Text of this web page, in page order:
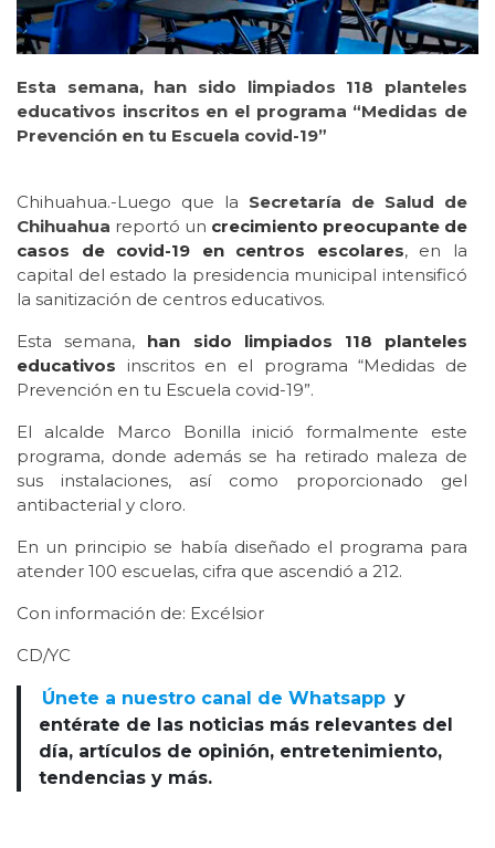
Esta semana, han sido limpiados 118 planteles
educativos inscritos en el programa “Medidas de
Prevención en tu Escuela covid-19”
Chihuahua.-Luego que la Secretaría de Salud de
Chihuahua reportó un crecimiento preocupante de
casos de covid-19 en centros escolares, en la
capital del estado la presidencia municipal intensificó
la sanitización de centros educativos.
Esta semana, han sido limpiados 118 planteles
educativos inscritos en el programa “Medidas de
Prevención en tu Escuela covid-19”.
El alcalde Marco Bonilla inició formalmente este
programa, donde además se ha retirado maleza de
sus instalaciones, así como proporcionado gel
antibacterial y cloro.
En un principio se había diseñado el programa para
atender 100 escuelas, cifra que ascendió a 212.
Con información de: Excélsior
CD/YC
Únete a nuestro canal de Whatsapp y
entérate de las noticias más relevantes del
día, artículos de opinión, entretenimiento,
tendencias y más.